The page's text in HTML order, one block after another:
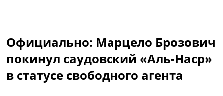
Украина. Премьер-Лига
Украина. Первая Лига
Лига Чемпионов
Англия. Премьер Лига
Испания. Ла Лига
Официально: Марцело Брозович
покинул саудовский «Аль-Наср»
в статусе свободного агента